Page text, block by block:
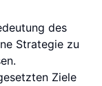
des
Strategie zu
Ziele